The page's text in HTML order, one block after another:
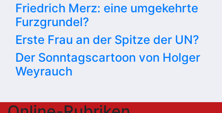
Friedrich Merz: eine umgekehrte
Furzgrundel?
Erste Frau an der Spitze der UN?
Der Sonntagscartoon von Holger
Weyrauch